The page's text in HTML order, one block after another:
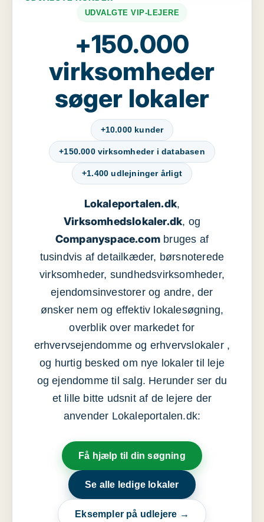
UDVALGTE VIP-LEJERE
+150.000
virksomheder
søger lokaler
+10.000 kunder
+150.000 virksomheder i databasen
+1.400 udlejninger årligt
Lokaleportalen.dk,
Virksomhedslokaler.dk, og
Companyspace.com bruges af
tusindvis af detailkæder, børsnoterede
virksomheder, sundhedsvirksomheder,
ejendomsinvestorer og andre, der
ønsker nem og effektiv lokalesøgning,
overblik over markedet for
erhvervsejendomme og erhvervslokaler ,
og hurtig besked om nye lokaler til leje
og ejendomme til salg. Herunder ser du
et lille bitte udsnit af de lejere der
anvender Lokaleportalen.dk:
Få hjælp til din søgning
Se alle ledige lokaler
Eksempler på udlejere →